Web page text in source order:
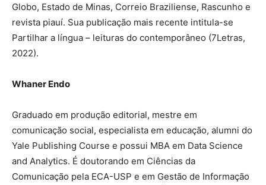
Globo, Estado de Minas, Correio Braziliense, Rascunho e
revista piauí. Sua publicação mais recente intitula-se
Partilhar a língua – leituras do contemporâneo (7Letras,
2022).
Whaner Endo
Graduado em produção editorial, mestre em
comunicação social, especialista em educação, alumni do
Yale Publishing Course e possui MBA em Data Science
and Analytics. É doutorando em Ciências da
Comunicação pela ECA-USP e em Gestão de Informação